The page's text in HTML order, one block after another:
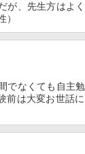
が、先生方はよ
）
でなくても自主
前は大変お世話